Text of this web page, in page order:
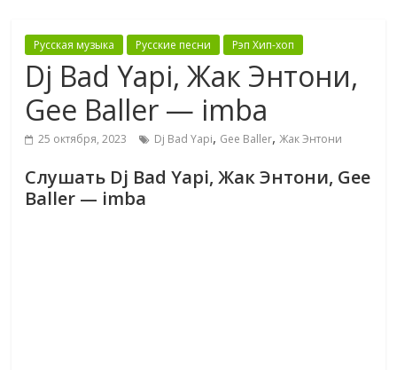
Русская музыка Русские песни Рэп Хип-хоп
Dj Bad Yapi, Жак Энтони,
Gee Baller — imba
25 октября, 2023 Dj Bad Yapi, Gee Baller,Жак Энтони
Слушать Dj Bad Yapi, Жак Энтони, Gee
Baller — imba